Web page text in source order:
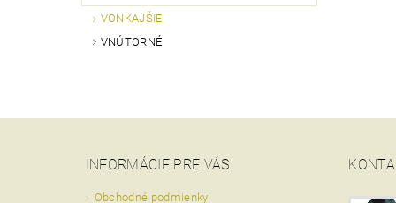
VONKAJŠIE
VNÚTORNÉ
INFORMÁCIE PRE VÁS
Obchodné podmienky